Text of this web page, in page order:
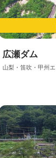
広瀬ダム
山梨・笛吹・甲州